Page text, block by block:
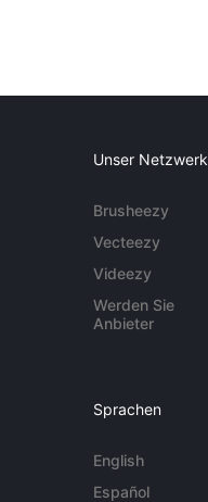
Unser Netzwerk
Brusheezy
Vecteezy
Videezy
Werden Sie
Anbieter
Sprachen
English
Español